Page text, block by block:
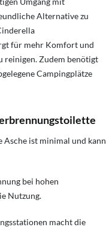
Alternative zu
für mehr Komfort und
reinigen. Zudem benötigt
Campingplätze
Asche ist minimal und kann
bei hohen
Nutzung.
macht die